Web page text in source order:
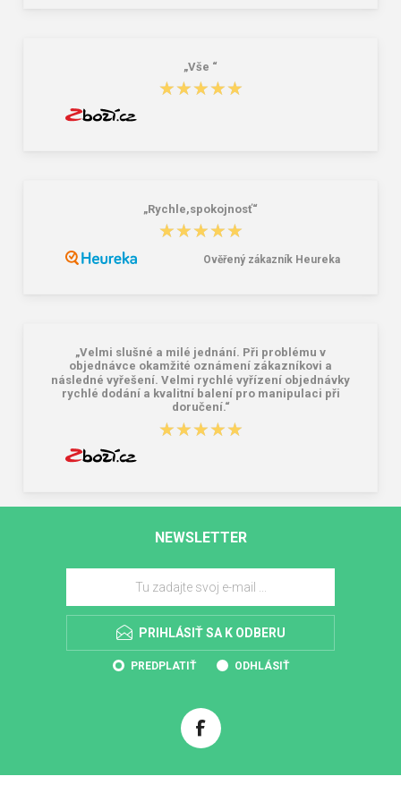
„Vše “
★★★★★
★★★★★
„Rychle,spokojnosť“
★★★★★
★★★★★
Ověřený zákazník Heureka
„Velmi slušné a milé jednání. Při problému v
objednávce okamžité oznámení zákazníkovi a
následné vyřešení. Velmi rychlé vyřízení objednávky
rychlé dodání a kvalitní balení pro manipulaci při
doručení.“
★★★★★
★★★★★
NEWSLETTER
PRIHLÁSIŤ SA K ODBERU
PREDPLATIŤ ODHLÁSIŤ